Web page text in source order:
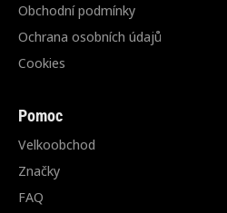
Obchodní podmínky
Ochrana osobních údajů
Cookies
Pomoc
Velkoobchod
Značky
FAQ